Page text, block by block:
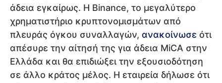
άδεια εγκαίρως. Η Binance, το μεγαλύτερο
χρηματιστήριο κρυπτονομισμάτων από
πλευράς όγκου συναλλαγών, ανακοίνωσε ότι
απέσυρε την αίτησή της για άδεια MiCA στην
Ελλάδα και θα επιδιώξει την εξουσιοδότηση
σε άλλο κράτος μέλος. Η εταιρεία δήλωσε ότι